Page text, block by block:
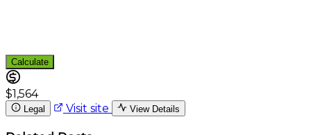
Calculate
$1,564
Legal Visit site View Details